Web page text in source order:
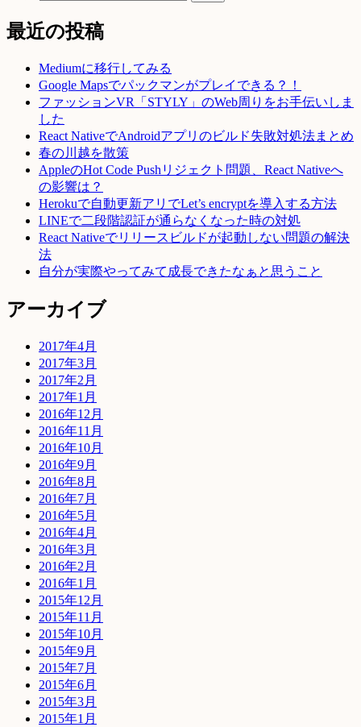
最近の投稿
Mediumに移行してみる
Google Mapsでパックマンがプレイできる？！
ファッションVR「STYLY」のWeb周りをお手伝いしま
した
React NativeでAndroidアプリのビルド失敗対処法まとめ
春の川越を散策
AppleのHot Code Pushリジェクト問題、React Nativeへ
の影響は？
Herokuで自動更新アリでLet’s encryptを導入する方法
LINEで二段階認証が通らなくなった時の対処
React Nativeでリリースビルドが起動しない問題の解決
法
自分が実際やってみて成長できたなぁと思うこと
アーカイブ
2017年4月
2017年3月
2017年2月
2017年1月
2016年12月
2016年11月
2016年10月
2016年9月
2016年8月
2016年7月
2016年5月
2016年4月
2016年3月
2016年2月
2016年1月
2015年12月
2015年11月
2015年10月
2015年9月
2015年7月
2015年6月
2015年3月
2015年1月